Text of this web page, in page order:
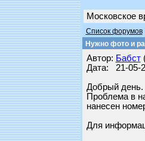
Московское
Список форумов
Нужно фото и
Автор: Бабст
Дата: 21-05-
Добрый день.
Проблема в
нанесен
Для